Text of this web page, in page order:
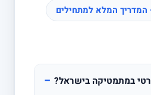
המלא למתחילים
במתמטיקה בישראל? −